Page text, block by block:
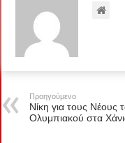
Προηγούμενο
Νίκη για τους Νέους
Ολυμπιακού στα